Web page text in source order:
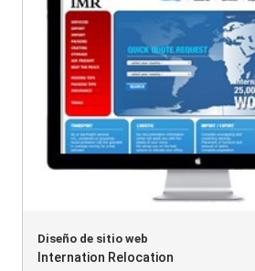
Diseño de sitio web
Internation Relocation